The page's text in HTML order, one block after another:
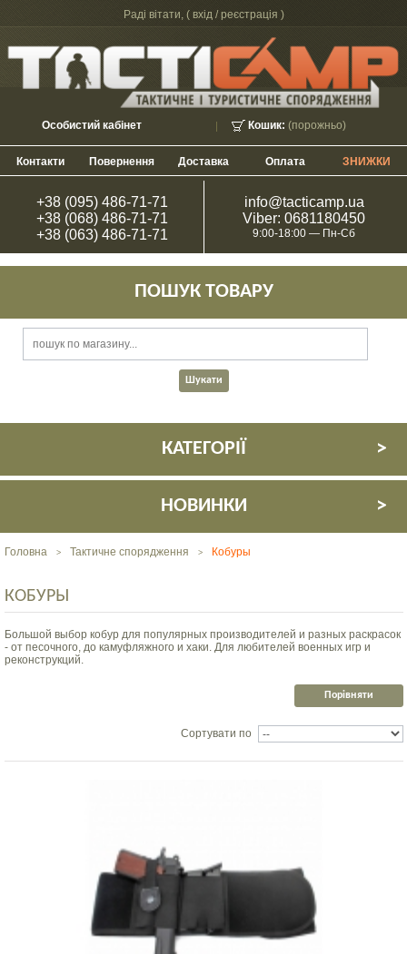
Раді вітати, ( вхід / реєстрація )
Кошик: (порожньо)
Особистий кабінет
Контакти Повернення Доставка Оплата ЗНИЖКИ
+38 (095) 486-71-71
+38 (068) 486-71-71
+38 (063) 486-71-71
info@tacticamp.ua
Viber: 0681180450
9:00-18:00 — Пн-Сб
ПОШУК ТОВАРУ
КАТЕГОРІЇ
НОВИНКИ
Головна > Тактичне спорядження > Кобуры
КОБУРЫ
Большой выбор кобур для популярных производителей и разных раскрасок
- от песочного, до камуфляжного и хаки. Для любителей военных игр и
реконструкций.
Сортувати по